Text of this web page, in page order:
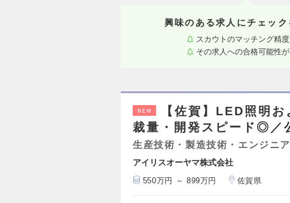
興味のある求人にチェッ
スカウトのマッチング精
その求人への合格可能性
NEW
【佐賀】LED照明
裁量・開発スピード◎／
生産技術・製造技術・エンジニ
アイリスオーヤマ株式会社
550万円 ～ 899万円 佐賀県